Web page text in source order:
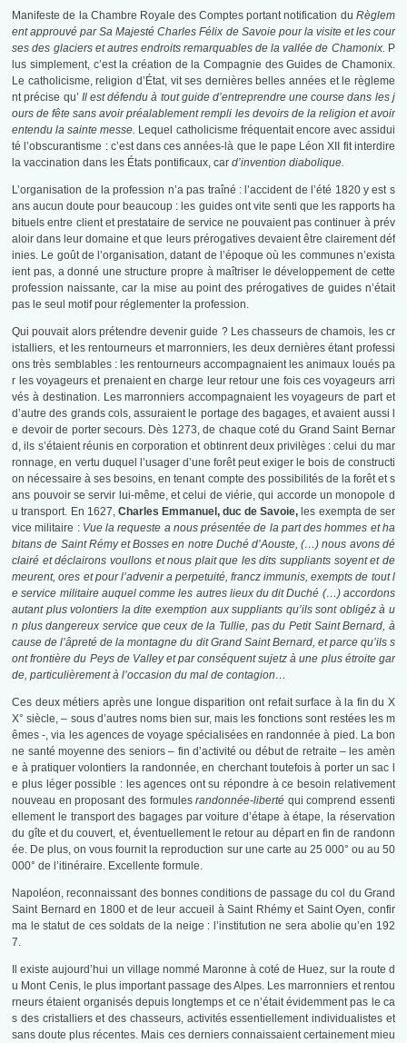
Manifeste de la Chambre Royale des Comptes portant notification du Règlem
ent approuvé par Sa Majesté Charles Félix de Savoie pour la visite et les cour
ses des glaciers et autres endroits remarquables de la vallée de Chamonix. P
lus simplement, c’est la création de la Compagnie des Guides de Chamonix.
Le catholicisme, religion d’État, vit ses dernières belles années et le règleme
nt précise qu’ Il est défendu à tout guide d’entreprendre une course dans les j
ours de fête sans avoir préalablement rempli les devoirs de la religion et avoir
entendu la sainte messe. Lequel catholicisme fréquentait encore avec assidui
té l’obscurantisme : c’est dans ces années-là que le pape Léon XII fit interdire
la vaccination dans les États pontificaux, card’invention diabolique.
L’organisation de la profession n’a pas traîné : l’accident de l’été 1820 y est s
ans aucun doute pour beaucoup : les guides ont vite senti que les rapports ha
bituels entre client et prestataire de service ne pouvaient pas continuer à prév
aloir dans leur domaine et que leurs prérogatives devaient être clairement déf
inies. Le goût de l’organisation, datant de l’époque où les communes n’exista
ient pas, a donné une structure propre à maîtriser le développement de cette
profession naissante, car la mise au point des prérogatives de guides n’était
pas le seul motif pour réglementer la profession.
Qui pouvait alors prétendre devenir guide ? Les chasseurs de chamois, les cr
istalliers, et les rentourneurs et marronniers, les deux dernières étant professi
ons très semblables : les rentourneurs accompagnaient les animaux loués pa
r les voyageurs et prenaient en charge leur retour une fois ces voyageurs arri
vés à destination. Les marronniers accompagnaient les voyageurs de part et
d’autre des grands cols, assuraient le portage des bagages, et avaient aussi l
e devoir de porter secours. Dès 1273, de chaque coté du Grand Saint Bernar
d, ils s’étaient réunis en corporation et obtinrent deux privilèges : celui du mar
ronnage, en vertu duquel l’usager d’une forêt peut exiger le bois de constructi
on nécessaire à ses besoins, en tenant compte des possibilités de la forêt et s
ans pouvoir se servir lui-même, et celui de viérie, qui accorde un monopole d
u transport. En 1627, Charles Emmanuel, duc de Savoie, les exempta de ser
vice militaire : Vue la requeste a nous présentée de la part des hommes et ha
bitans de Saint Rémy et Bosses en notre Duché d’Aouste, (…) nous avons dé
clairé et déclairons voullons et nous plait que les dits suppliants soyent et de
meurent, ores et pour l’advenir a perpetuité, francz immunis, exempts de tout l
e service militaire auquel comme les autres lieux du dit Duché (…) accordons
autant plus volontiers la dite exemption aux suppliants qu’ils sont obligéz à u
n plus dangereux service que ceux de la Tullie, pas du Petit Saint Bernard, à
cause de l’âpreté de la montagne du dit Grand Saint Bernard, et parce qu’ils s
ont frontière du Peys de Valley et par conséquent sujetz à une plus étroite gar
de, particulièrement à l’occasion du mal de contagion…
Ces deux métiers après une longue disparition ont refait surface à la fin du X
X° siècle, – sous d’autres noms bien sur, mais les fonctions sont restées les m
êmes -, via les agences de voyage spécialisées en randonnée à pied. La bon
ne santé moyenne des seniors – fin d’activité ou début de retraite – les amèn
e à pratiquer volontiers la randonnée, en cherchant toutefois à porter un sac l
e plus léger possible : les agences ont su répondre à ce besoin relativement
nouveau en proposant des formulesrandonnée-liberté qui comprend essenti
ellement le transport des bagages par voiture d’étape à étape, la réservation
du gîte et du couvert, et, éventuellement le retour au départ en fin de randonn
ée. De plus, on vous fournit la reproduction sur une carte au 25 000° ou au 50
000° de l’itinéraire. Excellente formule.
Napoléon, reconnaissant des bonnes conditions de passage du col du Grand
Saint Bernard en 1800 et de leur accueil à Saint Rhémy et Saint Oyen, confir
ma le statut de ces soldats de la neige : l’institution ne sera abolie qu’en 192
7.
Il existe aujourd’hui un village nommé Maronne à coté de Huez, sur la route d
u Mont Cenis, le plus important passage des Alpes. Les marronniers et rentou
rneurs étaient organisés depuis longtemps et ce n’était évidemment pas le ca
s des cristalliers et des chasseurs, activités essentiellement individualistes et
sans doute plus récentes. Mais ces derniers connaissaient certainement mieu